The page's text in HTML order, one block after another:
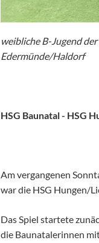
weibliche B-Jugend
Edermünde/Haldorf
HSG Baunatal - HSG
Am vergangenen
war die HSG Hungen/
Das Spiel startete
die Baunatalerinnen